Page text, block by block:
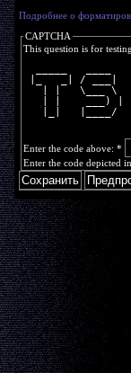
Подробнее о
CAPTCHA
This question is for
|_   _| /
| |   \___ \
| |    ___) |
|_|   |____/
Enter the code above: *
Enter the code depicted